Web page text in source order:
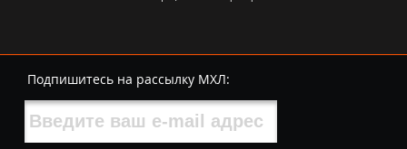
Подпишитесь на рассылку МХЛ: